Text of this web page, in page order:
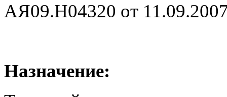
АЯ09.Н04320 от
Назначение: